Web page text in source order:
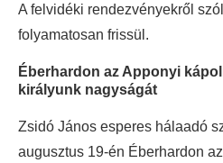
A felvidéki rendezvényekről
folyamatosan frissül.
Éberhardon az Apponyi
királyunk nagyságát
Zsidó János esperes hálaadó
augusztus 19-én Éberhardon